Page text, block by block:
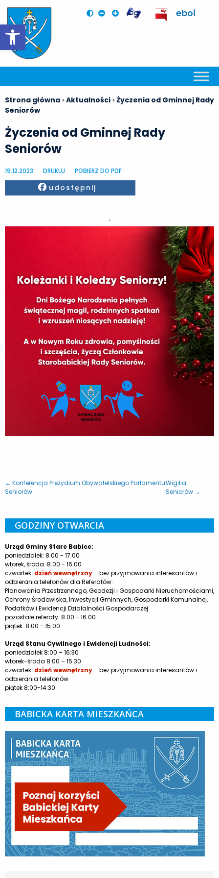
Otwórz pasek narzędzi
eboi
Strona główna >Aktualności >Życzenia od Gminnej Rady
Seniorów
Życzenia od Gminnej Rady
Seniorów
19.12.2023 DRUKUJ POBIERZ DO PDF
Facebook
udostępnij
.
← Konferencja Prezydium Obywatelskiego Parlamentu
Seniorów
Wigilia
Seniorów →
GODZINY OTWARCIA
Urząd Gminy Stare Babice:
poniedziałek: 8.00 - 17.00
wtorek, środa: 8.00 - 16.00
czwartek: dzień wewnętrzny– bez przyjmowania interesantów i
odbierania telefonów dla Referatów:
Planowania Przestrzennego, Geodezji i Gospodarki Nieruchomościami,
Ochrony Środowiska, Inwestycji Gminnych, Gospodarki Komunalnej,
Podatków i Ewidencji Działalności Gospodarczej
pozostałe referaty: 8.00 - 16.00
piątek: 8.00 - 15.00
Urząd Stanu Cywilnego i Ewidencji Ludności:
poniedziałek 8:00 – 16:30
wtorek-środa 8:00 – 15:30
czwartek: dzień wewnętrzny– bez przyjmowania interesantów i
odbierania telefonów
piątek 8:00-14:30
BABICKA KARTA MIESZKAŃCA